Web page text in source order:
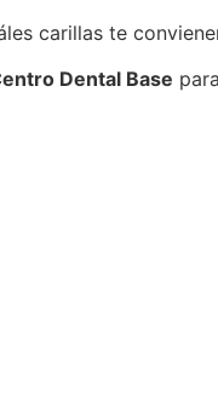
carillas te
Dental Base